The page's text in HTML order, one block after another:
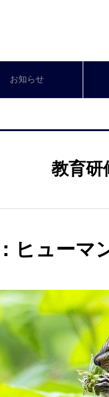
お知らせ
教育研
ヒューマ